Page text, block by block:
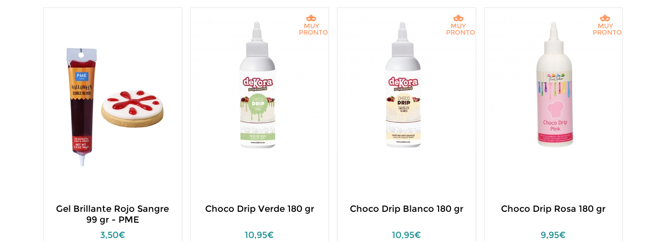
Gel Brillante Rojo Sangre
99 gr - PME
3,50€
Choco Drip Verde 180 gr
10,95€
MUY
PRONTO
Choco Drip Blanco 180 gr
10,95€
MUY
PRONTO
Choco Drip Rosa 180 gr
9,95€
MUY
PRONTO